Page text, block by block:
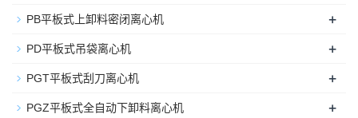
PB平板式上卸料密闭离心机 +
PD平板式吊袋离心机 +
PGT平板式刮刀离心机 +
PGZ平板式全自动下卸料离心机 +